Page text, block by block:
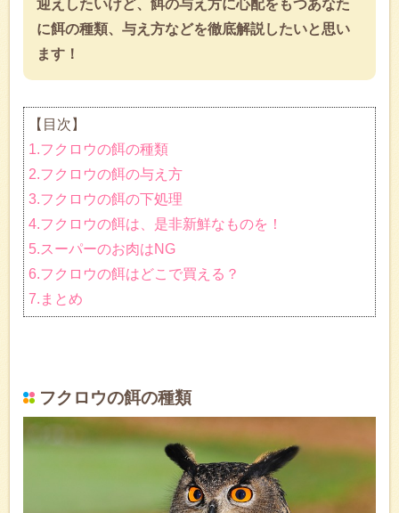
迎えしたいけど、餌の与え方に心配をもつあなた
に餌の種類、与え方などを徹底解説したいと思い
ます！
【目次】
1.フクロウの餌の種類
2.フクロウの餌の与え方
3.フクロウの餌の下処理
4.フクロウの餌は、是非新鮮なものを！
5.スーパーのお肉はNG
6.フクロウの餌はどこで買える？
7.まとめ
フクロウの餌の種類